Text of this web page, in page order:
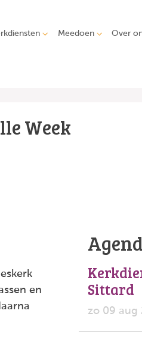
Meedoen Over
Week
en
Sittard
zo 09 aug